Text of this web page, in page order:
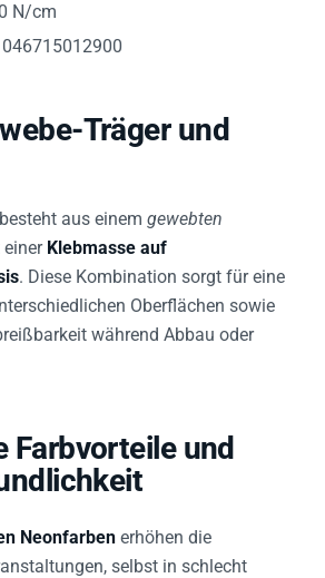
N/cm
046715012900
Träger und
besteht aus einem gewebten
einer Klebmasse auf
. Diese Kombination sorgt für eine
Oberflächen sowie
während Abbau oder
Farbvorteile und
Neonfarben erhöhen die
selbst in schlecht